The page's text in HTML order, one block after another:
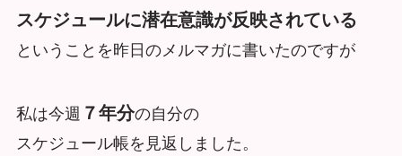
スケジュールに潜在意識が反映されている
ということを昨日のメルマガに書いたのですが
私は今週 ７年分の自分の
スケジュール帳を見返しました。